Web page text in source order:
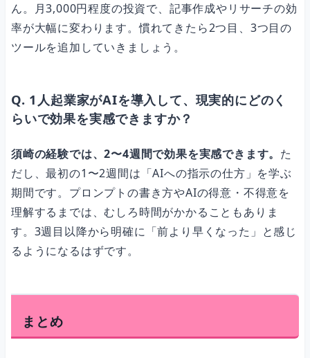
ん。月3,000円程度の投資で、記事作成やリサーチの効
率が大幅に変わります。慣れてきたら2つ目、3つ目の
ツールを追加していきましょう。
Q. 1人起業家がAIを導入して、現実的にどのく
らいで効果を実感できますか？
須崎の経験では、2〜4週間で効果を実感できます。 た
だし、最初の1〜2週間は「AIへの指示の仕方」を学ぶ
期間です。プロンプトの書き方やAIの得意・不得意を
理解するまでは、むしろ時間がかかることもありま
す。3週目以降から明確に「前より早くなった」と感じ
るようになるはずです。
まとめ